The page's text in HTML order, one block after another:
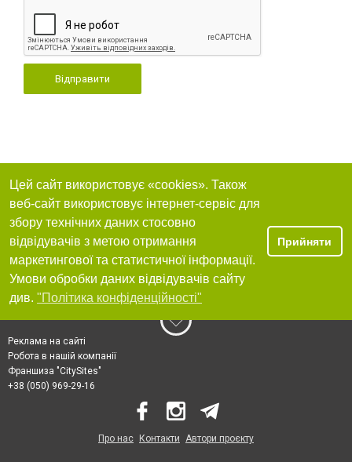
Відправити
Цей сайт використовує «cookies». Також
веб-сайт використовує інтернет-сервіс для
збору технічних даних стосовно
відвідувачів з метою отримання
маркетингової та статистичної інформації.
Умови обробки даних відвідувачів сайту
див. "Політика конфіденційності"
Прийняти
Реклама на сайті
Робота в нашій компанії
Франшиза "CitySites"
+38 (050) 969-29-16
Про нас Контакти Автори проєкту